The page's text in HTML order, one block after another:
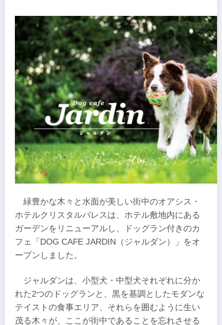
緑豊かな木々と水面が美しい街中のオアシス・
ホテルクリスタルパレスは、ホテル敷地内にある
ガーデンをリニューアルし、ドッグラン付きのカ
フェ「DOG CAFE JARDIN（ジャルダン）」をオ
ープンしました。
ジャルダンは、小型犬・中型犬それぞれに分か
れた2つのドッグランと、黒を基調としたモダンな
テイストの食事エリア、それらを囲むように生い
茂る木々が、ここが街中であることを忘れさせる